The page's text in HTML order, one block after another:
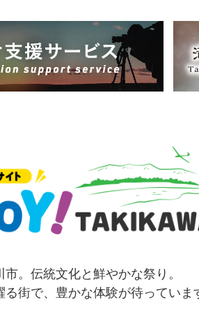
。伝統文化と鮮やかな祭り。
る街で、豊かな体験が待っていま